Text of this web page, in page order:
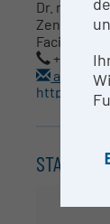
Dr. rer.
Zentrum
Facility
+43 732